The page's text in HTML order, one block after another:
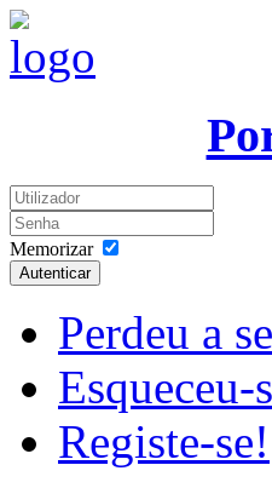
Memorizar
Autenticar
Perdeu a
Registe-se!